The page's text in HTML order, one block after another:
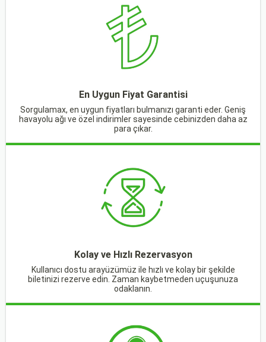
En Uygun Fiyat Garantisi
Sorgulamax, en uygun fiyatları bulmanızı garanti eder. Geniş
havayolu ağı ve özel indirimler sayesinde cebinizden daha az
para çıkar.
Kolay ve Hızlı Rezervasyon
Kullanıcı dostu arayüzümüz ile hızlı ve kolay bir şekilde
biletinizi rezerve edin. Zaman kaybetmeden uçuşunuza
odaklanın.